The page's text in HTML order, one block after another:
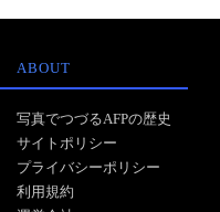
ABOUT
写真でつづるAFPの歴史
サイトポリシー
プライバシーポリシー
利用規約